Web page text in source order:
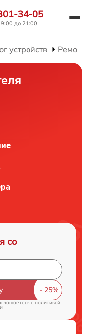
34-05
до 21:00
устройств
со
cполитикой